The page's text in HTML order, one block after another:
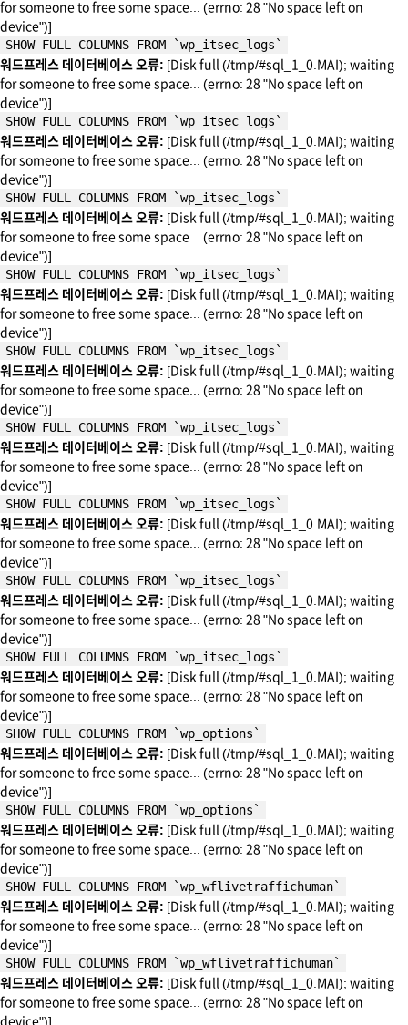
for someone to free some space... (errno: 28 "No space left on
device")]
SHOW FULL COLUMNS FROM `wp_itsec_logs`
워드프레스 데이터베이스 오류: [Disk full (/tmp/#sql_1_0.MAI); waiting
for someone to free some space... (errno: 28 "No space left on
device")]
SHOW FULL COLUMNS FROM `wp_itsec_logs`
워드프레스 데이터베이스 오류: [Disk full (/tmp/#sql_1_0.MAI); waiting
for someone to free some space... (errno: 28 "No space left on
device")]
SHOW FULL COLUMNS FROM `wp_itsec_logs`
워드프레스 데이터베이스 오류: [Disk full (/tmp/#sql_1_0.MAI); waiting
for someone to free some space... (errno: 28 "No space left on
device")]
SHOW FULL COLUMNS FROM `wp_itsec_logs`
워드프레스 데이터베이스 오류: [Disk full (/tmp/#sql_1_0.MAI); waiting
for someone to free some space... (errno: 28 "No space left on
device")]
SHOW FULL COLUMNS FROM `wp_itsec_logs`
워드프레스 데이터베이스 오류: [Disk full (/tmp/#sql_1_0.MAI); waiting
for someone to free some space... (errno: 28 "No space left on
device")]
SHOW FULL COLUMNS FROM `wp_itsec_logs`
워드프레스 데이터베이스 오류: [Disk full (/tmp/#sql_1_0.MAI); waiting
for someone to free some space... (errno: 28 "No space left on
device")]
SHOW FULL COLUMNS FROM `wp_itsec_logs`
워드프레스 데이터베이스 오류: [Disk full (/tmp/#sql_1_0.MAI); waiting
for someone to free some space... (errno: 28 "No space left on
device")]
SHOW FULL COLUMNS FROM `wp_itsec_logs`
워드프레스 데이터베이스 오류: [Disk full (/tmp/#sql_1_0.MAI); waiting
for someone to free some space... (errno: 28 "No space left on
device")]
SHOW FULL COLUMNS FROM `wp_itsec_logs`
워드프레스 데이터베이스 오류: [Disk full (/tmp/#sql_1_0.MAI); waiting
for someone to free some space... (errno: 28 "No space left on
device")]
SHOW FULL COLUMNS FROM `wp_options`
워드프레스 데이터베이스 오류: [Disk full (/tmp/#sql_1_0.MAI); waiting
for someone to free some space... (errno: 28 "No space left on
device")]
SHOW FULL COLUMNS FROM `wp_options`
워드프레스 데이터베이스 오류: [Disk full (/tmp/#sql_1_0.MAI); waiting
for someone to free some space... (errno: 28 "No space left on
device")]
SHOW FULL COLUMNS FROM `wp_wflivetraffichuman`
워드프레스 데이터베이스 오류: [Disk full (/tmp/#sql_1_0.MAI); waiting
for someone to free some space... (errno: 28 "No space left on
device")]
SHOW FULL COLUMNS FROM `wp_wflivetraffichuman`
워드프레스 데이터베이스 오류: [Disk full (/tmp/#sql_1_0.MAI); waiting
for someone to free some space... (errno: 28 "No space left on
device")]